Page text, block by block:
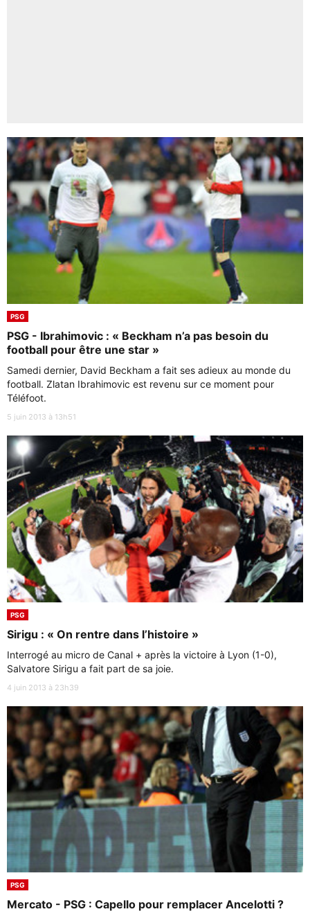
PSG
PSG - Ibrahimovic : « Beckham n’a pas besoin du
football pour être une star »
Samedi dernier, David Beckham a fait ses adieux au monde du
football. Zlatan Ibrahimovic est revenu sur ce moment pour
Téléfoot.
5 juin 2013 à 13h51
PSG
Sirigu : « On rentre dans l’histoire »
Interrogé au micro de Canal + après la victoire à Lyon (1-0),
Salvatore Sirigu a fait part de sa joie.
4 juin 2013 à 23h39
PSG
Mercato - PSG : Capello pour remplacer Ancelotti ?